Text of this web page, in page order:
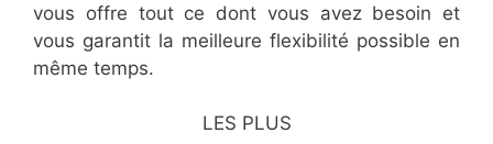
vous offre tout ce dont vous avez besoin et
vous garantit la meilleure flexibilité possible en
même temps.
LES PLUS